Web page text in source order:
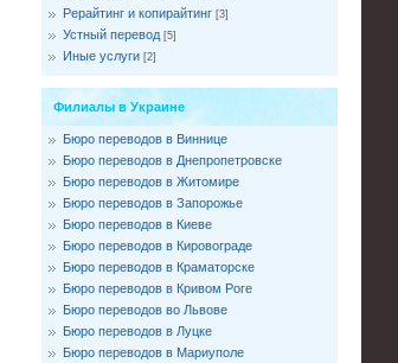
Рерайтинг и копирайтинг [3]
Устный перевод [5]
Иные услуги [2]
Филиалы в Украине
Бюро переводов в Виннице
Бюро переводов в Днепропетровске
Бюро переводов в Житомире
Бюро переводов в Запорожье
Бюро переводов в Киеве
Бюро переводов в Кировограде
Бюро переводов в Краматорске
Бюро переводов в Кривом Роге
Бюро переводов во Львове
Бюро переводов в Луцке
Бюро переводов в Мариуполе